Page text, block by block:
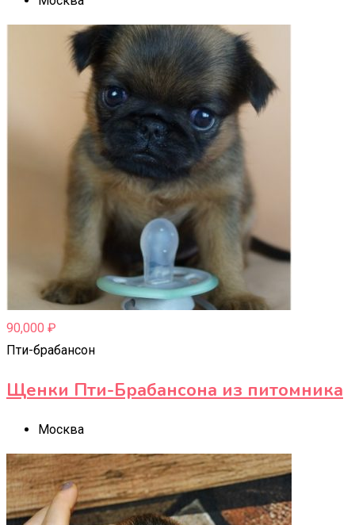
90,000 ₽
Пти-брабансон
Щенки Пти-Брабансона из питомника
Москва